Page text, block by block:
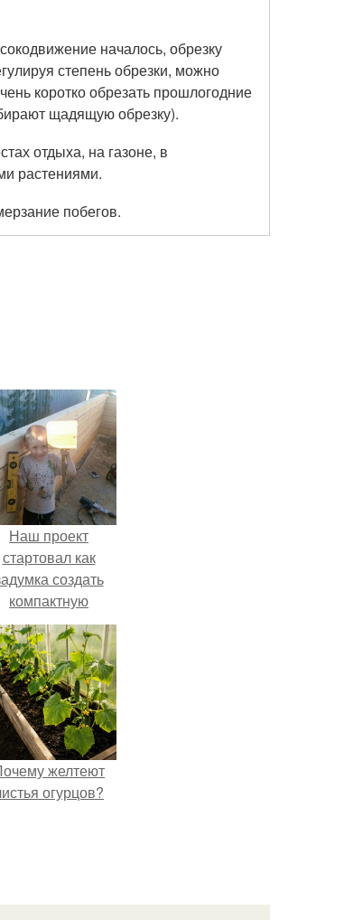
началось, обрезку
степень обрезки, можно
коротко обрезать прошлогодние
щадящую обрезку).
отдыха, на газоне, в
растениями.
побегов.
Наш проект
стартовал как
создать
компактную
беседку для
отдыха.
желтеют
огурцов?